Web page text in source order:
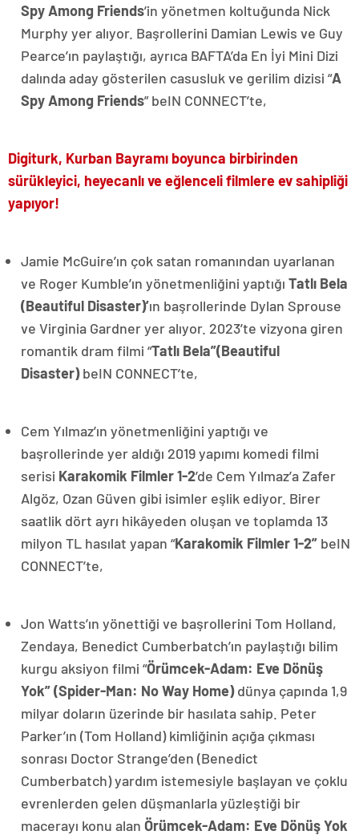
Spy Among Friends’in yönetmen koltuğunda Nick
Murphy yer alıyor. Başrollerini Damian Lewis ve Guy
Pearce’ın paylaştığı, ayrıca BAFTA’da En İyi Mini Dizi
dalında aday gösterilen casusluk ve gerilim dizisi “A
Spy Among Friends” beIN CONNECT’te,
Digiturk, Kurban Bayramı boyunca birbirinden
sürükleyici, heyecanlı ve eğlenceli filmlere ev sahipliği
yapıyor!
Jamie McGuire’ın çok satan romanından uyarlanan
ve Roger Kumble’ın yönetmenliğini yaptığı Tatlı Bela
(Beautiful Disaster)’ın başrollerinde Dylan Sprouse
ve Virginia Gardner yer alıyor. 2023’te vizyona giren
romantik dram filmi “Tatlı Bela”(Beautiful
Disaster)beIN CONNECT’te,
Cem Yılmaz’ın yönetmenliğini yaptığı ve
başrollerinde yer aldığı 2019 yapımı komedi filmi
serisi Karakomik Filmler 1-2’de Cem Yılmaz’a Zafer
Algöz, Ozan Güven gibi isimler eşlik ediyor. Birer
saatlik dört ayrı hikâyeden oluşan ve toplamda 13
milyon TL hasılat yapan “Karakomik Filmler 1-2” beIN
CONNECT’te,
Jon Watts’ın yönettiği ve başrollerini Tom Holland,
Zendaya, Benedict Cumberbatch’ın paylaştığı bilim
kurgu aksiyon filmi “Örümcek-Adam: Eve Dönüş
Yok” (Spider-Man: No Way Home)dünya çapında 1,9
milyar doların üzerinde bir hasılata sahip. Peter
Parker’ın (Tom Holland) kimliğinin açığa çıkması
sonrası Doctor Strange’den (Benedict
Cumberbatch) yardım istemesiyle başlayan ve çoklu
evrenlerden gelen düşmanlarla yüzleştiği bir
macerayı konu alan Örümcek-Adam: Eve Dönüş Yok